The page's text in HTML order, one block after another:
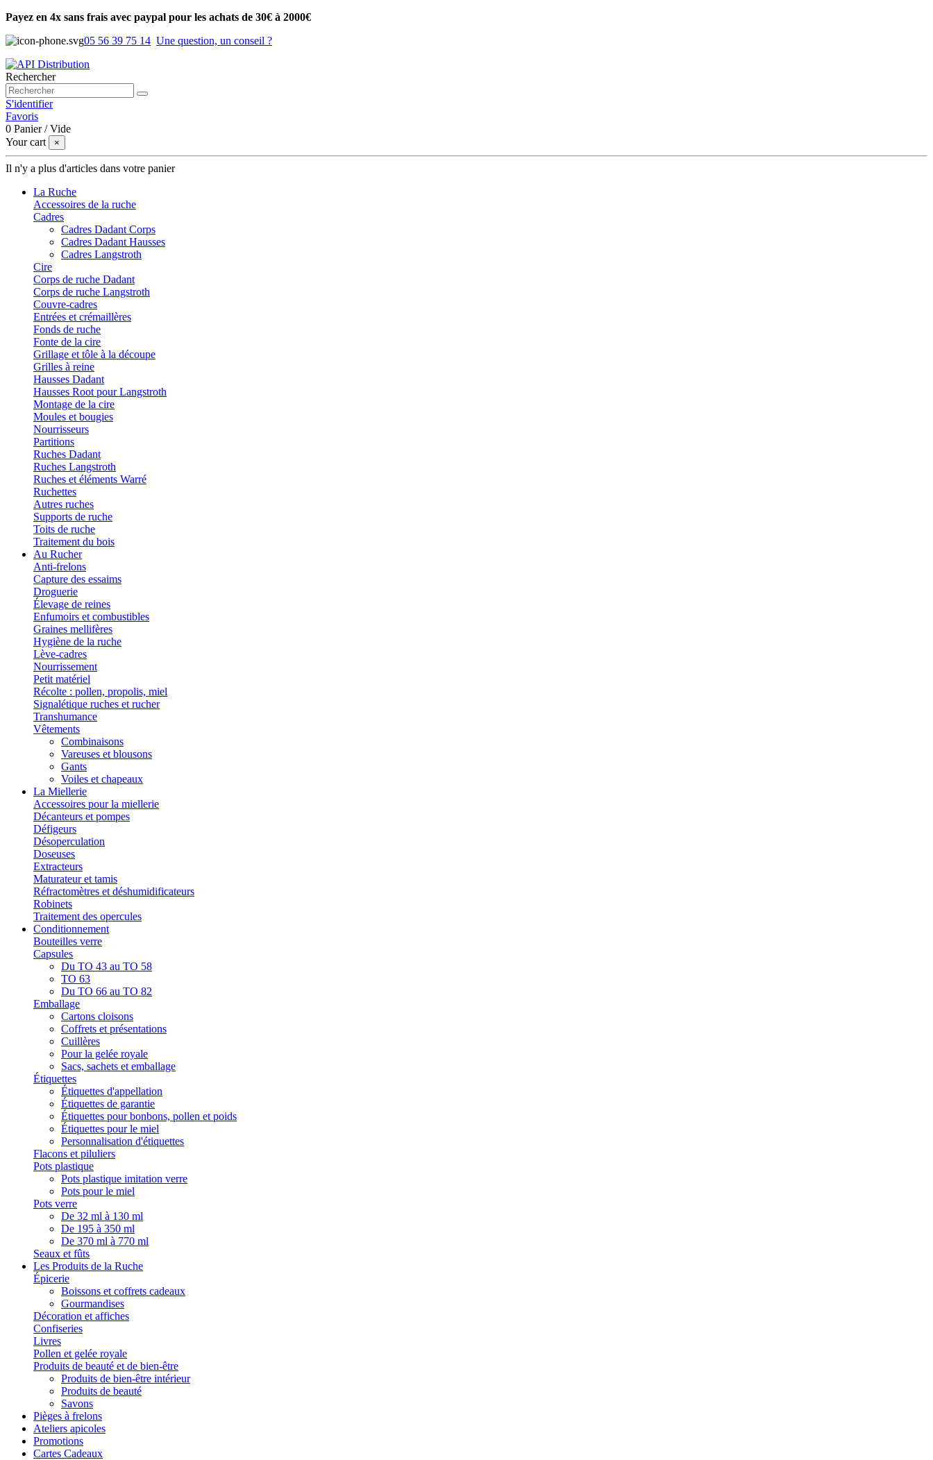
Payez en 4x sans frais avec paypal pour les achats de 30€ à 2000€
05 56 39 75 14 Une question, un conseil ?
Rechercher
S'identifier
Favoris
0 Panier /Vide
Your cart
×
Il n'y a plus d'articles dans votre panier
La Ruche
Accessoires de la ruche
Cadres
Cadres Dadant Corps
Cadres Dadant Hausses
Cadres Langstroth
Cire
Corps de ruche Dadant
Corps de ruche Langstroth
Couvre-cadres
Entrées et crémaillères
Fonds de ruche
Fonte de la cire
Grillage et tôle à la découpe
Grilles à reine
Hausses Dadant
Hausses Root pour Langstroth
Montage de la cire
Moules et bougies
Nourrisseurs
Partitions
Ruches Dadant
Ruches Langstroth
Ruches et éléments Warré
Ruchettes
Autres ruches
Supports de ruche
Toits de ruche
Traitement du bois
Au Rucher
Anti-frelons
Capture des essaims
Droguerie
Élevage de reines
Enfumoirs et combustibles
Graines mellifères
Hygiène de la ruche
Lève-cadres
Nourrissement
Petit matériel
Récolte : pollen, propolis, miel
Signalétique ruches et rucher
Transhumance
Vêtements
Combinaisons
Vareuses et blousons
Gants
Voiles et chapeaux
La Miellerie
Accessoires pour la miellerie
Décanteurs et pompes
Défigeurs
Désoperculation
Doseuses
Extracteurs
Maturateur et tamis
Réfractomètres et déshumidificateurs
Robinets
Traitement des opercules
Conditionnement
Bouteilles verre
Capsules
Du TO 43 au TO 58
TO 63
Du TO 66 au TO 82
Emballage
Cartons cloisons
Coffrets et présentations
Cuillères
Pour la gelée royale
Sacs, sachets et emballage
Étiquettes
Étiquettes d'appellation
Étiquettes de garantie
Étiquettes pour bonbons, pollen et poids
Étiquettes pour le miel
Personnalisation d'étiquettes
Flacons et piluliers
Pots plastique
Pots plastique imitation verre
Pots pour le miel
Pots verre
De 32 ml à 130 ml
De 195 à 350 ml
De 370 ml à 770 ml
Seaux et fûts
Les Produits de la Ruche
Épicerie
Boissons et coffrets cadeaux
Gourmandises
Décoration et affiches
Confiseries
Livres
Pollen et gelée royale
Produits de beauté et de bien-être
Produits de bien-être intérieur
Produits de beauté
Savons
Pièges à frelons
Ateliers apicoles
Promotions
Cartes Cadeaux